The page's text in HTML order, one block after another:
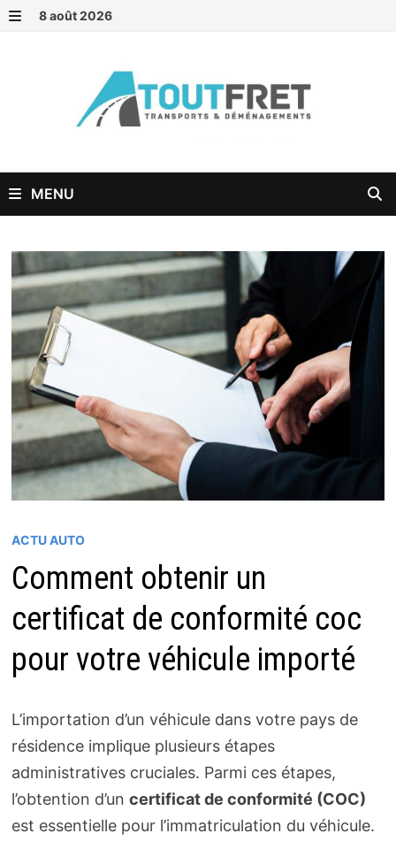
Passer8 août 2026
MENU
ACTU AUTO
Comment obtenir un
certificat de conformité coc
pour votre véhicule importé
L’importation d’un véhicule dans votre pays de
résidence implique plusieurs étapes
administratives cruciales. Parmi ces étapes,
l’obtention d’un certificat de conformité (COC)
est essentielle pour l’immatriculation du véhicule.